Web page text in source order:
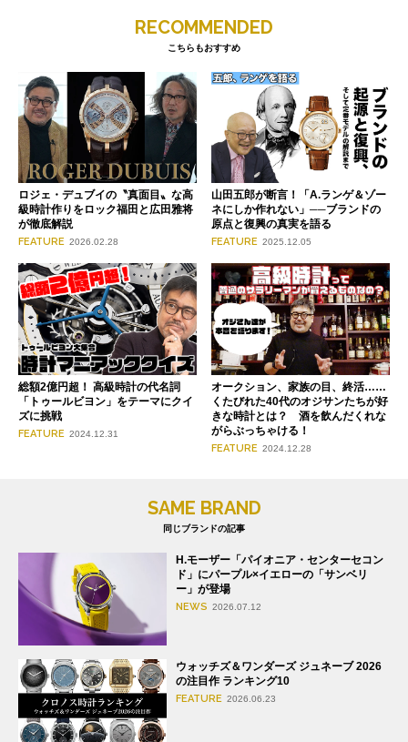
RECOMMENDED
こちらもおすすめ
ロジェ・デュブイの〝真面目〟な高
級時計作りをロック福田と広田雅将
が徹底解説
FEATURE 2026.02.28
山田五郎が断言！「A.ランゲ＆ゾー
ネにしか作れない」──ブランドの
原点と復興の真実を語る
FEATURE 2025.12.05
総額2億円超！ 高級時計の代名詞
「トゥールビヨン」をテーマにクイ
ズに挑戦
FEATURE 2024.12.31
オークション、家族の目、終活……
くたびれた40代のオジサンたちが好
きな時計とは？ 酒を飲んだくれな
がらぶっちゃける！
FEATURE 2024.12.28
SAME BRAND
同じブランドの記事
H.モーザー「パイオニア・センターセコン
ド」にパープル×イエローの「サンベリ
ー」が登場
NEWS 2026.07.12
ウォッチズ＆ワンダーズ ジュネーブ 2026
の注目作 ランキング10
FEATURE 2026.06.23